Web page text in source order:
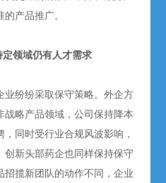
产品推广。
领域仍有人才需求
业纷纷采取保守策略。外企方
略产品领域，公司保持降本
同时受行业合规风波影响，
创新头部药企也同样保持保守
揽新团队的动作不同，企业